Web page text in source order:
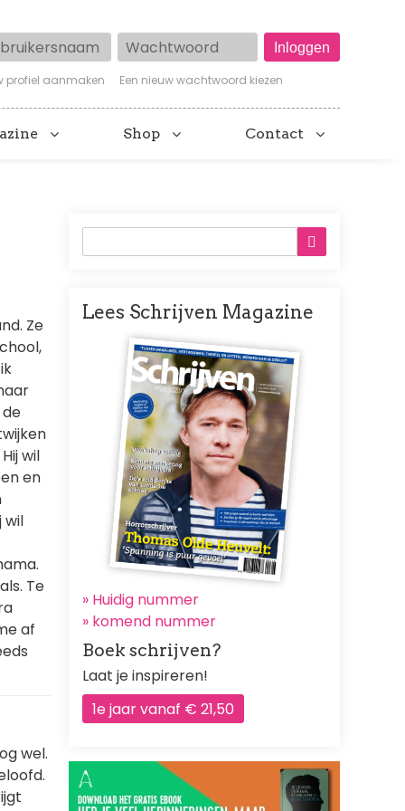
Wachtwoord
profiel aanmaken Een nieuw wachtwoord kiezen
Shop Contact
Ze
wil
en
wil
Te
af
wel.
Lees Schrijven Magazine
Afbeelding
» Huidig nummer
» komend nummer
Boek schrijven?
Laat je inspireren!
1e jaar vanaf € 21,50